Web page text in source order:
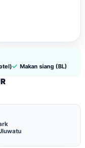
Makan siang (BL)